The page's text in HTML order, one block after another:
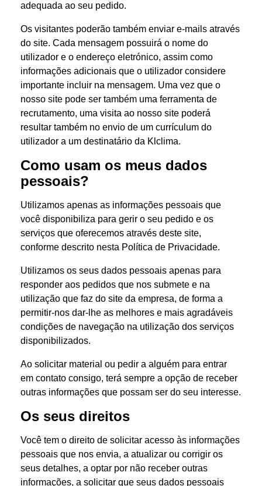
adequada ao seu pedido.
Os visitantes poderão também enviar e-mails através
do site. Cada mensagem possuirá o nome do
utilizador e o endereço eletrónico, assim como
informações adicionais que o utilizador considere
importante incluir na mensagem. Uma vez que o
nosso site pode ser também uma ferramenta de
recrutamento, uma visita ao nosso site poderá
resultar também no envio de um currículum do
utilizador a um destinatário da Klclima.
Como usam os meus dados
pessoais?
Utilizamos apenas as informações pessoais que
você disponibiliza para gerir o seu pedido e os
serviços que oferecemos através deste site,
conforme descrito nesta Política de Privacidade.
Utilizamos os seus dados pessoais apenas para
responder aos pedidos que nos submete e na
utilização que faz do site da empresa, de forma a
permitir-nos dar-lhe as melhores e mais agradáveis
condições de navegação na utilização dos serviços
disponibilizados.
Ao solicitar material ou pedir a alguém para entrar
em contato consigo, terá sempre a opção de receber
outras informações que possam ser do seu interesse.
Os seus direitos
Você tem o direito de solicitar acesso às informações
pessoais que nos envia, a atualizar ou corrigir os
seus detalhes, a optar por não receber outras
informações, a solicitar que seus dados pessoais